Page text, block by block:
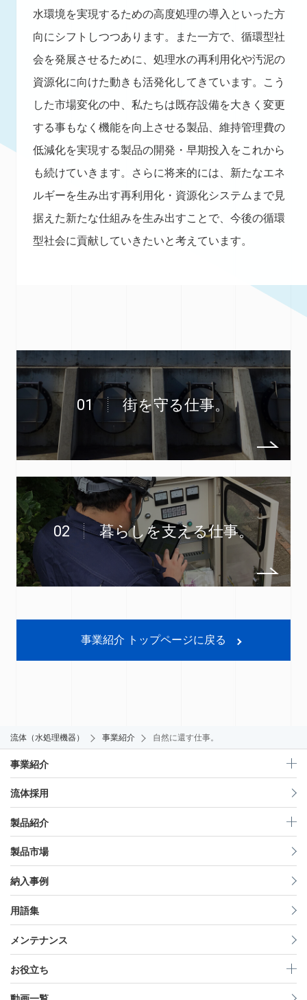
水環境を実現するための高度処理の導入といった方
向にシフトしつつあります。また一方で、循環型社
会を発展させるために、処理水の再利用化や汚泥の
資源化に向けた動きも活発化してきています。こう
した市場変化の中、私たちは既存設備を大きく変更
する事もなく機能を向上させる製品、維持管理費の
低減化を実現する製品の開発・早期投入をこれから
も続けていきます。さらに将来的には、新たなエネ
ルギーを生み出す再利用化・資源化システムまで見
据えた新たな仕組みを生み出すことで、今後の循環
型社会に貢献していきたいと考えています。
01 街を守る仕事。
02 暮らしを支える仕事。
事業紹介 トップページに戻る
流体（水処理機器） 事業紹介 自然に還す仕事。
事業紹介
流体採用
製品紹介
製品市場
納入事例
用語集
メンテナンス
お役立ち